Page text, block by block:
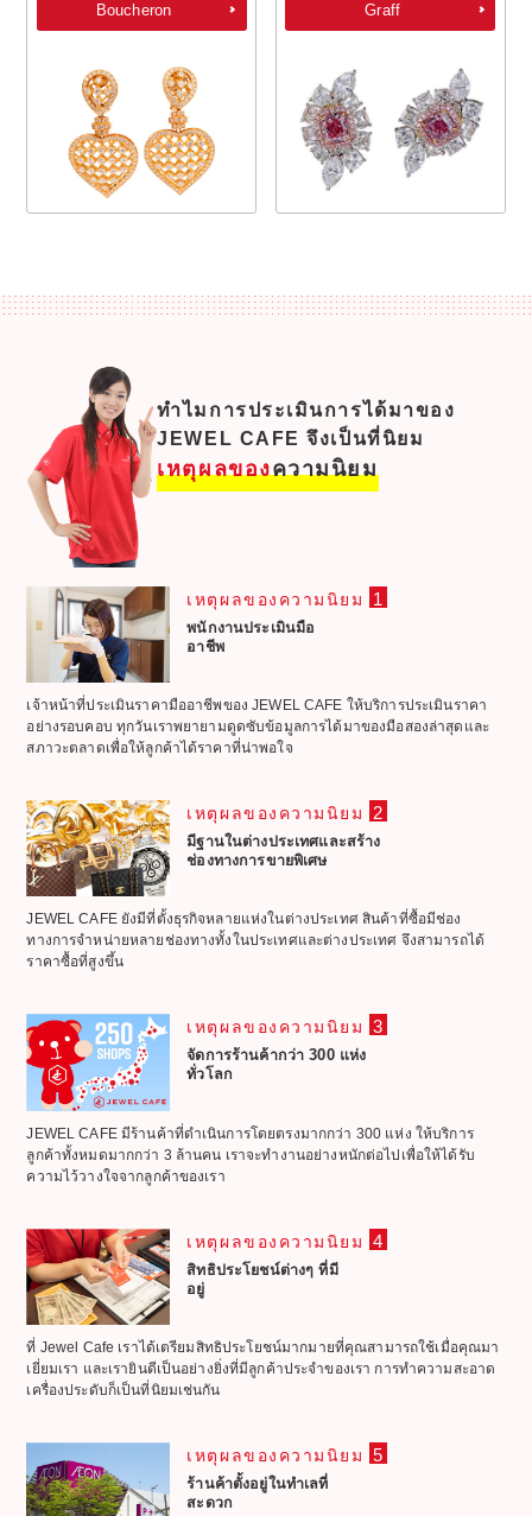
Boucheron Graff
ทำไมการประเมินการได้มาของ
JEWEL CAFE จึงเป็นที่นิยม
เหตุผลของความนิยม
เหตุผลของความนิยม 1
พนักงานประเมินมือ
อาชีพ
เจ้าหน้าที่ประเมินราคามืออาชีพของ JEWEL CAFE ให้บริการประเมินราคา
อย่างรอบคอบ ทุกวันเราพยายามดูดซับข้อมูลการได้มาของมือสองล่าสุดและ
สภาวะตลาดเพื่อให้ลูกค้าได้ราคาที่น่าพอใจ
เหตุผลของความนิยม 2
มีฐานในต่างประเทศและสร้าง
ช่องทางการขายพิเศษ
JEWEL CAFE ยังมีที่ตั้งธุรกิจหลายแห่งในต่างประเทศ สินค้าที่ซื้อมีช่อง
ทางการจำหน่ายหลายช่องทางทั้งในประเทศและต่างประเทศ จึงสามารถได้
ราคาซื้อที่สูงขึ้น
เหตุผลของความนิยม 3
จัดการร้านค้ากว่า 300 แห่ง
ทั่วโลก
JEWEL CAFE มีร้านค้าที่ดำเนินการโดยตรงมากกว่า 300 แห่ง ให้บริการ
ลูกค้าทั้งหมดมากกว่า 3 ล้านคน เราจะทำงานอย่างหนักต่อไปเพื่อให้ได้รับ
ความไว้วางใจจากลูกค้าของเรา
เหตุผลของความนิยม 4
สิทธิประโยชน์ต่างๆ ที่มี
อยู่
ที่ Jewel Cafe เราได้เตรียมสิทธิประโยชน์มากมายที่คุณสามารถใช้เมื่อคุณมา
เยี่ยมเรา และเรายินดีเป็นอย่างยิ่งที่มีลูกค้าประจำของเรา การทำความสะอาด
เครื่องประดับก็เป็นที่นิยมเช่นกัน
เหตุผลของความนิยม 5
ร้านค้าตั้งอยู่ในทำเลที่
สะดวก